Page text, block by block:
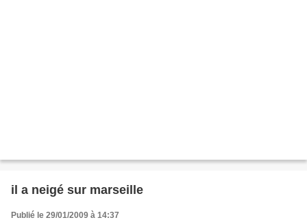
il a neigé sur marseille
Publié le 29/01/2009 à 14:37